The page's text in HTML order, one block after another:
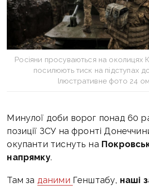
Росіяни просуваються на околицях
посилюють тиск на підступах
Ілюстративне фото 24
Минулої доби ворог понад 60
позиції ЗСУ на фронті
окупанти тиснуть на
напрямку.
Там за даними Генштабу, наші